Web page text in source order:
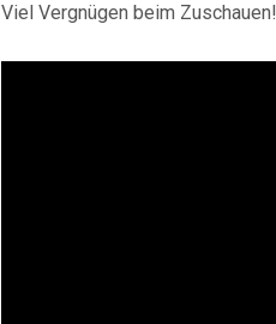
Viel Vergnügen beim Zuschauen!